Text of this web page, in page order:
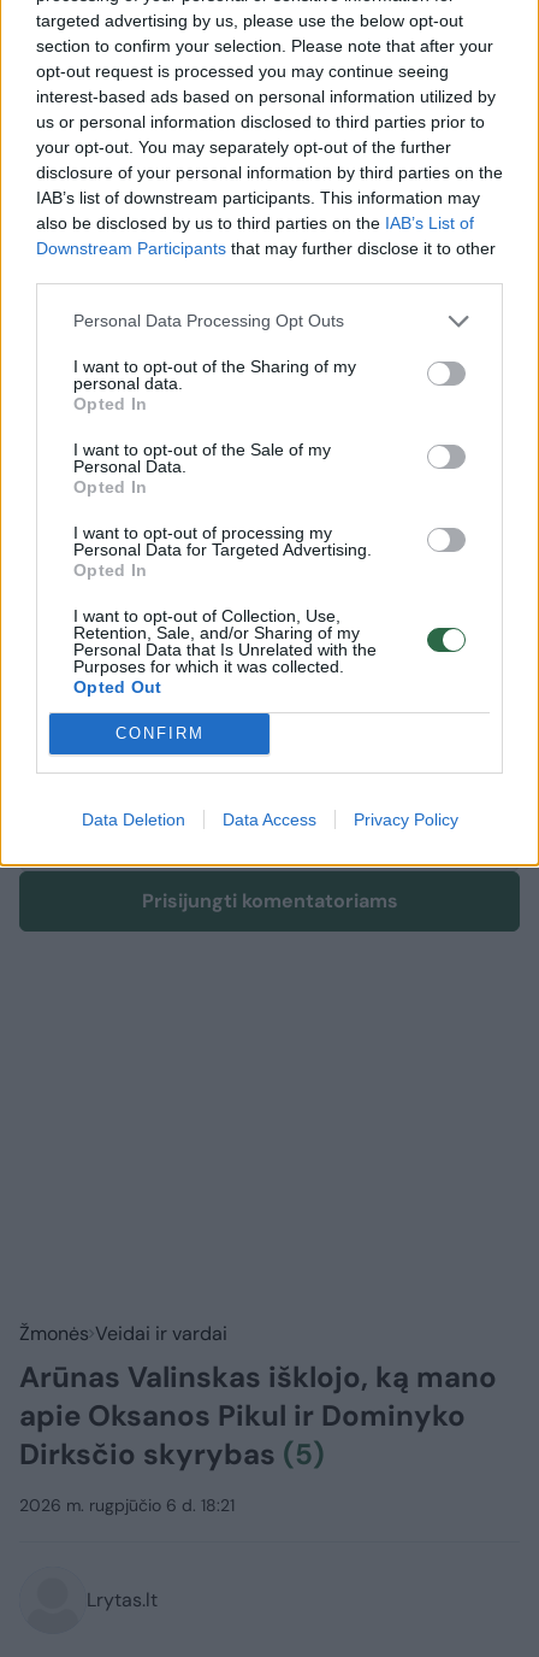
targeted advertising by us, please use the below opt-out
section to confirm your selection. Please note that after your
opt-out request is processed you may continue seeing
interest-based ads based on personal information utilized by
us or personal information disclosed to third parties prior to
your opt-out. You may separately opt-out of the further
disclosure of your personal information by third parties on the
IAB’s list of downstream participants. This information may
also be disclosed by us to third parties on the IAB’s List of
Downstream Participants that may further disclose it to other
Personal Data Processing Opt Outs
I want to opt-out of the Sharing of my
personal data.
Opted In
I want to opt-out of the Sale of my
Personal Data.
Opted In
I want to opt-out of processing my
Personal Data for Targeted Advertising.
Opted In
I want to opt-out of Collection, Use,
Retention, Sale, and/or Sharing of my
Personal Data that Is Unrelated with the
Purposes for which it was collected.
Opted Out
CONFIRM
Data Deletion Data Access Privacy Policy
Kauno miesto tarybos nariu, Kultūros ir meno
komiteto pirmininku, aršiu kovotoju už
lietuvybę.
Vėliau, pasitraukęs iš Kauno valdžios, Aušrys
dirbo rinkodaros ir reklamos srityje. Kurį laiką
jis iš Kauno važinėjo į Marijampolę – triūsė
įmonėje, užsiimančioje įdarbinimu.
Aušrys gyveno su žmona Inga ir augino 11
metų sūnų Vakarį Vytį.
Dominykas Kubilius
Komentuoti po šiuo straipsniu
Komentuoti gali tik Lrytas registruoti vartotojai.
Prisijunkite prie registruotų vartotojų
bendruomenės ir bendraukite komentaruose!
Prisijungti komentatoriams
Žmonės Veidai ir vardai
Arūnas Valinskas išklojo, ką mano
apie Oksanos Pikul ir Dominyko
Dirksčio skyrybas (5)
2026 m. rugpjūčio 6 d. 18:21
Lrytas.lt